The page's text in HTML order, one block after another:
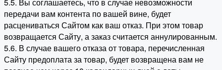
5.5. Вы соглашаетесь, что в случае невозможности
передачи вам контента по вашей вине, будет
расцениваться Сайтом как ваш отказ. При этом товар
возвращается Сайту, а заказ считается аннулированным.
5.6. В случае вашего отказа от товара, перечисленная
Сайту предоплата за товар, будет возвращена вам не